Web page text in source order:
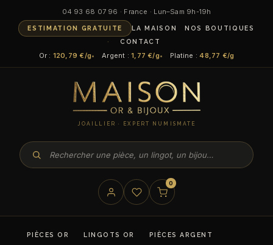
04 93 68 07 96 · France · Lun–Sam 9h-19h
ESTIMATION GRATUITE LA MAISON
NOS BOUTIQUES
CONTACT
Or : 120,79 €/g Argent :1,77 €/g Platine :48,77 €/g
JOAILLIER · EXPERT NUMISMATE
0
PIÈCES OR LINGOTS OR PIÈCES ARGENT